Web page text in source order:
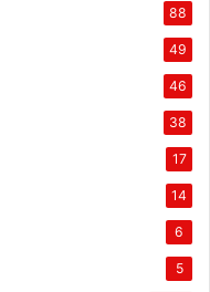
88
49
46
38
17
14
6
5